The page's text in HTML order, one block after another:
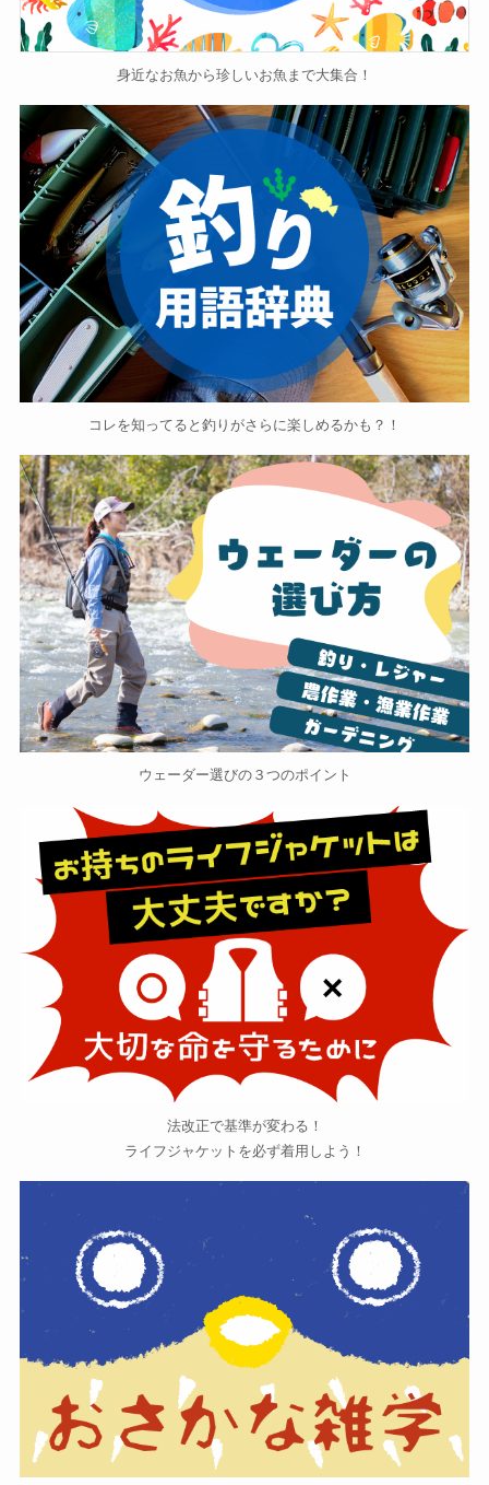
身近なお魚から珍しいお魚まで大集合！
コレを知ってると釣りがさらに楽しめるかも？！
ウェーダー選びの３つのポイント
法改正で基準が変わる！
ライフジャケットを必ず着用しよう！